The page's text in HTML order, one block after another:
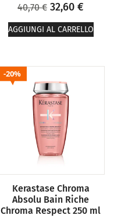
40,70€ 32,60 €
AGGIUNGI AL CARRELLO
20%
Kerastase Chroma
Absolu Bain Riche
Chroma Respect 250 ml